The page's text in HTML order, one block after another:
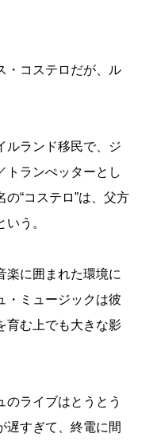
・コステロだが、ル
ルランド移民で、ジ
トランぺッターとし
“コステロ”は、父方
う。
楽に囲まれた環境に
・ミュージックは彼
育む上でも大きな影
のライブはとうとう
遅すぎて、終電に間